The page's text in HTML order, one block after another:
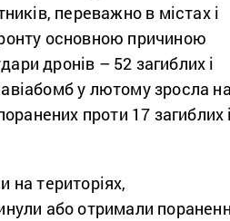
переважно в містах і
основною причиною
дронів – 52 загиблих і
у лютому зросла
проти 17 загиблих
на територіях,
або отримали